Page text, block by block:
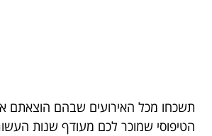
תשכחו מכל האירועים שבהם הוצאתם
הטיפוסי שמוכר לכם מעודף שנות